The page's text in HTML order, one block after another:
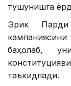
тушунишга
Эрик Парди
баҳолаб,
таъкидлади.